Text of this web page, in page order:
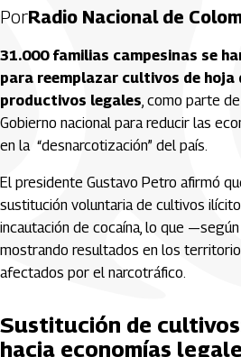
PorRadio Nacional de
31.000 familias campesinas se
para reemplazar cultivos de hoja
productivos legales, como parte
Gobierno nacional para reducir las
en la “desnarcotización” del país.
El presidente Gustavo Petro afirmó
sustitución voluntaria de cultivos
incautación de cocaína, lo que
mostrando resultados en los
afectados por el narcotráfico.
Sustitución de
hacia economías